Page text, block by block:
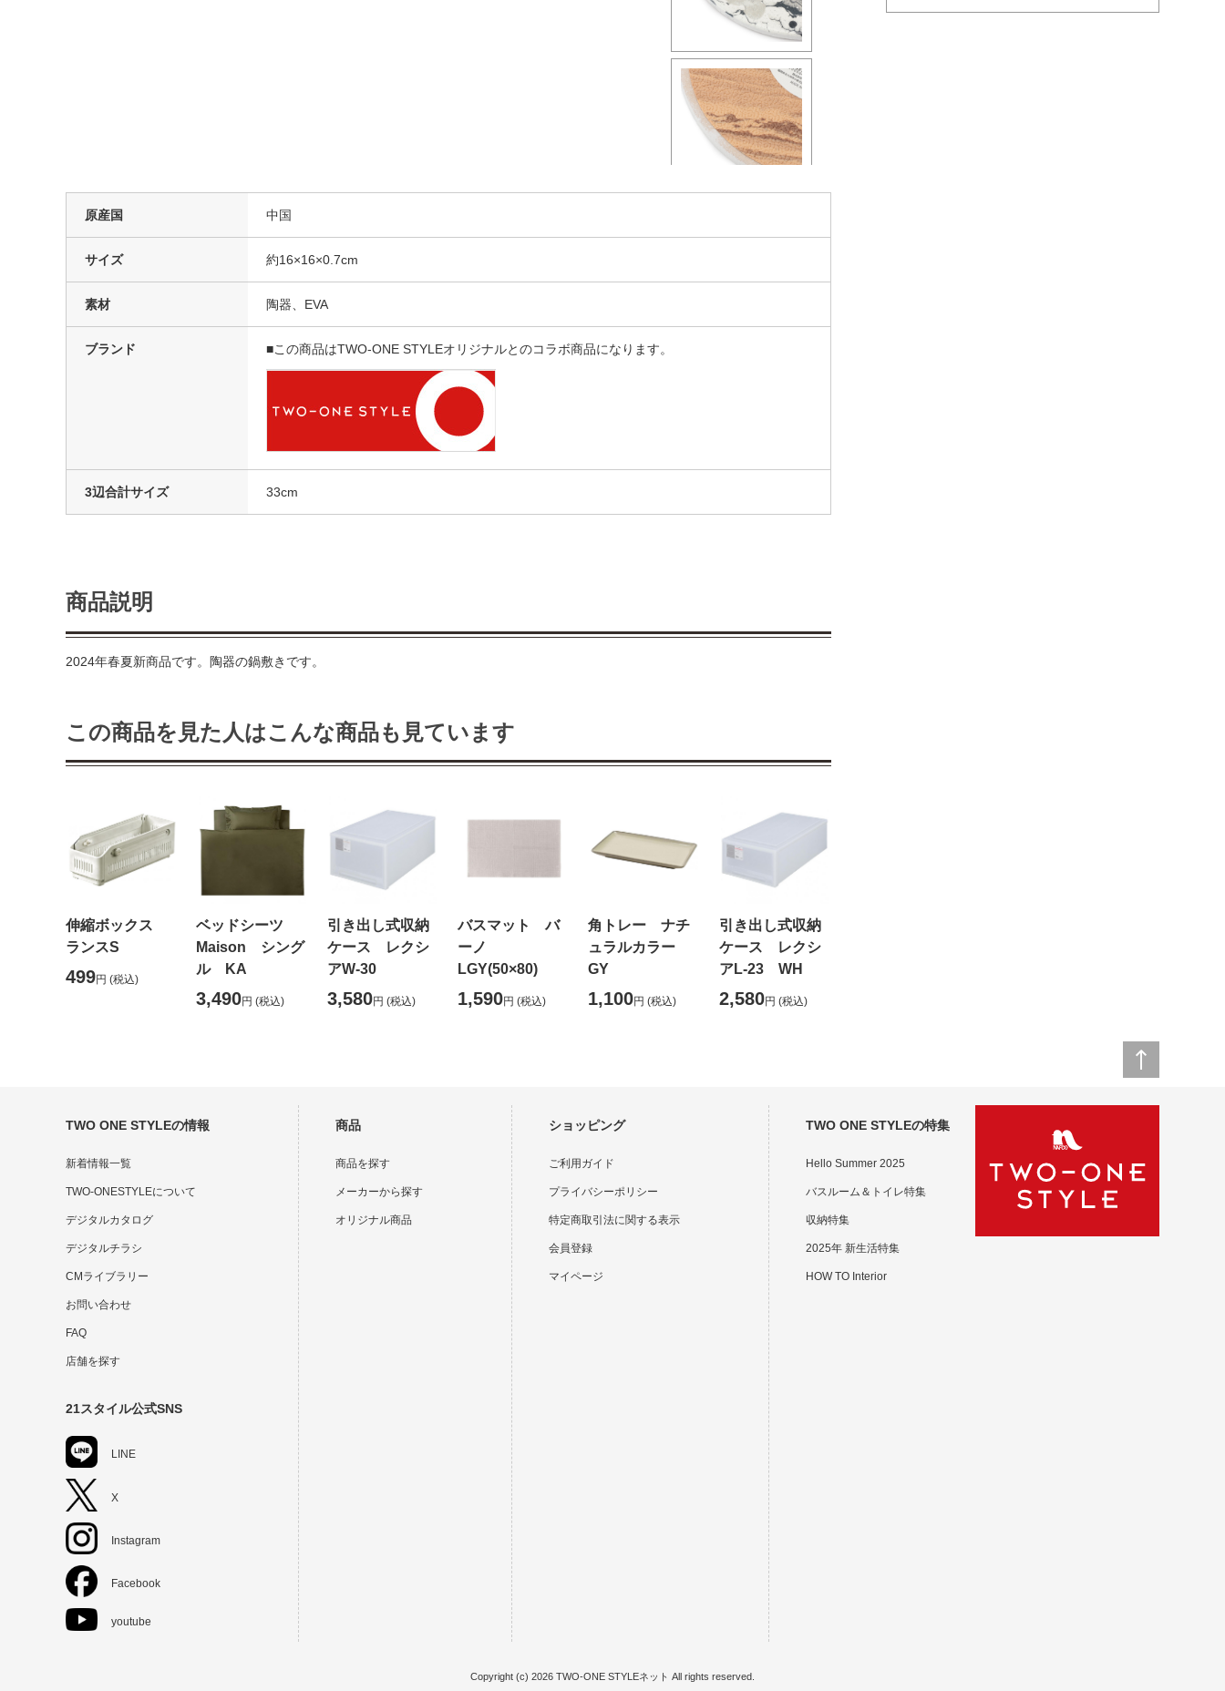
原産国 中国
サイズ 約16×16×0.7cm
素材 陶器、EVA
ブランド ■この商品はTWO-ONE STYLEオリジナルとのコラボ商品になります。
3辺合計サイズ 33cm
商品説明
2024年春夏新商品です。陶器の鍋敷きです。
この商品を見た人はこんな商品も見ています
伸縮ボックス
ランスS
499円 (税込)
ベッドシーツ
Maison シング
ル KA
3,490円 (税込)
引き出し式収納
ケース レクシ
アW-30
3,580円 (税込)
バスマット バ
ーノ
LGY(50×80)
1,590円 (税込)
角トレー ナチ
ュラルカラー
GY
1,100円 (税込)
引き出し式収納
ケース レクシ
アL-23 WH
2,580円 (税込)
TWO ONE STYLEの情報
新着情報一覧
TWO-ONESTYLEについて
デジタルカタログ
デジタルチラシ
CMライブラリー
お問い合わせ
FAQ
店舗を探す
21スタイル公式SNS
LINE
X
Instagram
Facebook
youtube
商品
商品を探す
メーカーから探す
オリジナル商品
ショッピング
ご利用ガイド
プライバシーポリシー
特定商取引法に関する表示
会員登録
マイページ
TWO ONE STYLEの特集
Hello Summer 2025
バスルーム＆トイレ特集
収納特集
2025年 新生活特集
HOW TO Interior
Copyright (c) 2026 TWO-ONE STYLEネット All rights reserved.